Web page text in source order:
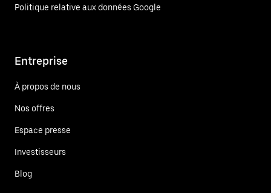
Politique relative aux données Google
Entreprise
À propos de nous
Nos offres
Espace presse
Investisseurs
Blog